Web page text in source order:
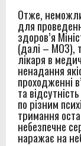
Отже,
для
здоров’я
(далі – МОЗ),
лікаря в
ненадання
проходженні
та
по різним
тримання
небезпечне
наражає на